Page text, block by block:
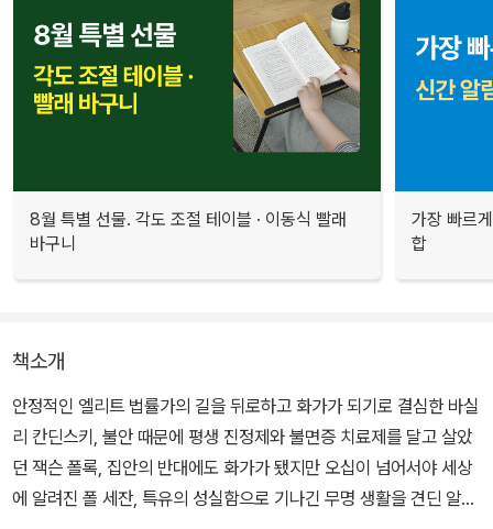
8월 특별 선물. 각도 조절 테이블 · 이동식 빨래
바구니
가장 빠르
합
책소개
안정적인 엘리트 법률가의 길을 뒤로하고 화가가 되기로 결심한 바실
리 칸딘스키, 불안 때문에 평생 진정제와 불면증 치료제를 달고 살았
던 잭슨 폴록, 집안의 반대에도 화가가 됐지만 오십이 넘어서야 세상
에 알려진 폴 세잔, 특유의 성실함으로 기나긴 무명 생활을 견딘 알폰